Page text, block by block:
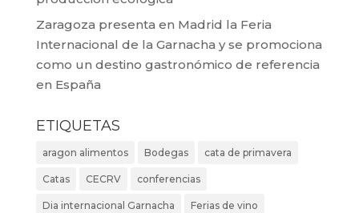
Zaragoza presenta en Madrid la Feria
Internacional de la Garnacha y se promociona
como un destino gastronómico de referencia
en España
ETIQUETAS
aragon alimentos Bodegas cata de primavera
Catas CECRV conferencias
Dia internacional Garnacha Ferias de vino